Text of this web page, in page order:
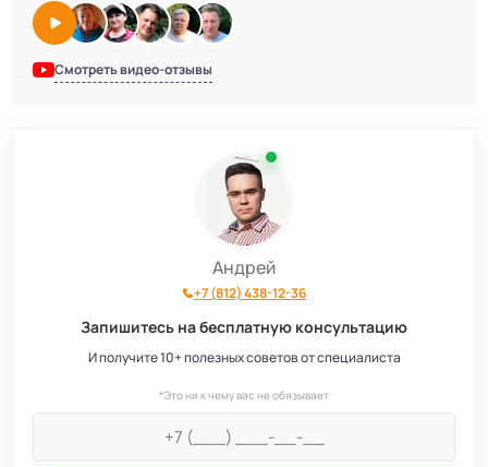
Смотреть видео-отзывы
Андрей
+7 (812) 438-12-36
Запишитесь на бесплатную консультацию
И получите 10+ полезных советов от специалиста
*Это ни к чему вас не обязывает